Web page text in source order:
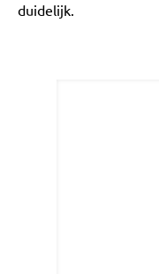
duidelijk.